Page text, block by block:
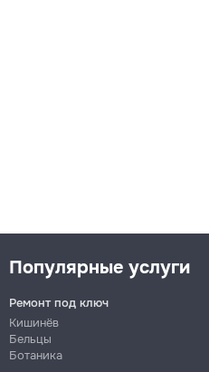
Популярные услуги
Ремонт под ключ
Кишинёв
Бельцы
Ботаника